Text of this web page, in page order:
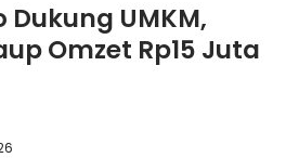
Dukung UMKM,
Omzet Rp15 Juta